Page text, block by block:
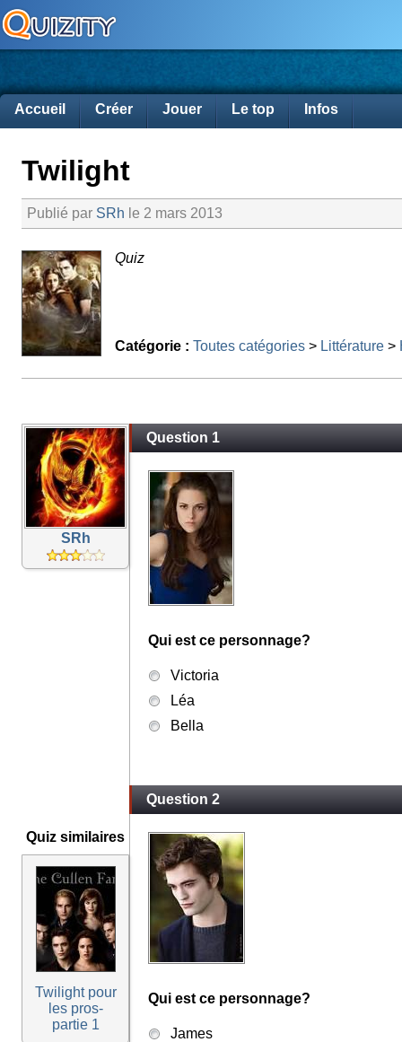
Accueil Créer Jouer Le top Infos
Twilight
Publié par SRh le 2 mars 2013
Quiz
Catégorie : Toutes catégories > Littérature >
SRh
Quiz similaires
Twilight pour
les pros-
partie 1
Question 1
Qui est ce personnage?
Victoria
Léa
Bella
Question 2
Qui est ce personnage?
James